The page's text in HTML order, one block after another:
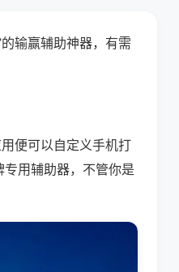
输赢辅助神器，有需
便可以自定义手机打
用辅助器，不管你是